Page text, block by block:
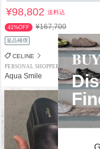
¥98,802送料込
41%OFF ¥167,700
返品補償
CELINE
PERSONAL SHOPPER
Aqua Smile